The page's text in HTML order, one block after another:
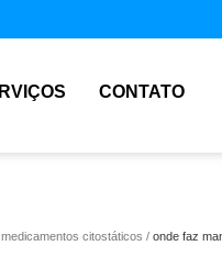
CONTATO
citostáticos onde faz